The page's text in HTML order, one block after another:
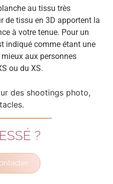
au tissu très
de tissu en 3D apportent la
à votre tenue. Pour un
indiqué comme étant une
aux personnes
ou du XS.
des shootings photo,
?